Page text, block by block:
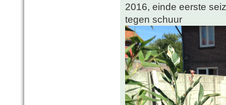
2016, einde eerste
tegen schuur